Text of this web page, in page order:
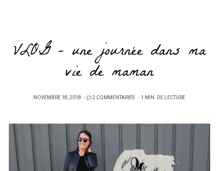
VLOG – une journée dans ma
vie de maman
PUBLIÉ
NOVEMBRE 18, 2018 2 COMMENTAIRES 1 MIN. DE LECTURE